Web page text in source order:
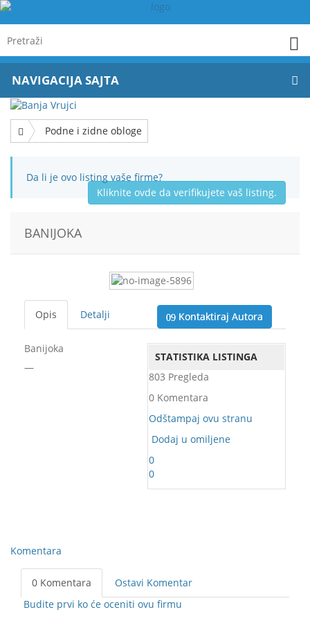
NAVIGACIJA SAJTA
Podne i zidne obloge
Da li je ovo listing vaše firme?
Kliknite ovde da verifikujete vaš listing.
BANIJOKA
Kontaktiraj Autora
Opis Detalji
STATISTIKA LISTINGA
803 Pregleda
0 Komentara
Odštampaj ovu stranu
Dodaj u omiljene
0
0
Banijoka
—
Komentara
0 Komentara
Ostavi Komentar
Budite prvi ko će oceniti ovu firmu